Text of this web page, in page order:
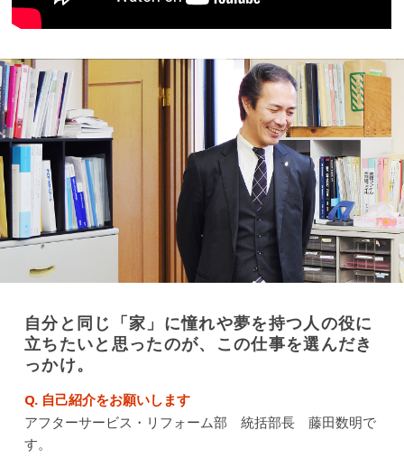
自分と同じ「家」に憧れや夢を持つ人の役に
立ちたいと思ったのが、この仕事を選んだき
っかけ。
Q. 自己紹介をお願いします
アフターサービス・リフォーム部 統括部長 藤田数明で
す。